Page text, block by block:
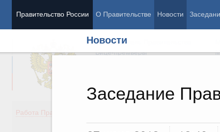
Правительство России О Правительстве Новости
Новости
Заседание
Председатель Правительства
Вице-премьеры
Работа Правительства
Здоровье